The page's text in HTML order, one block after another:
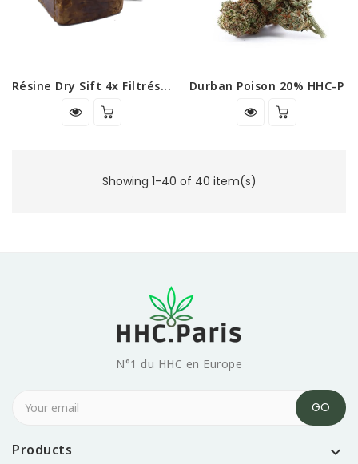
Résine Dry Sift 4x Filtrés... Durban Poison 20% HHC-P
Showing 1-40 of 40 item(s)
N°1 du HHC en Europe
Products 